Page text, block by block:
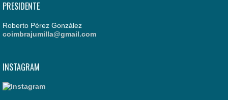
PRESIDENTE
Roberto Pérez González
coimbrajumilla@gmail.com
INSTAGRAM